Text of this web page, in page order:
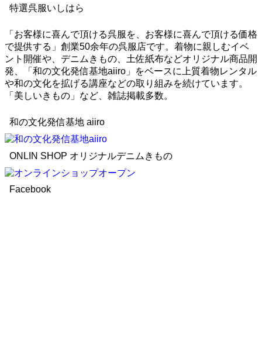
特選呉服いしはら
「お客様に喜んで頂ける呉服を、お客様に喜んで頂ける価格
で提供する」創業50余年の呉服店です。着物に親しむイベ
ント開催や、デニムきもの、土佐紙布などオリジナル商品開
発、「和の文化発信基地aiiro」をベースに上質着物レンタル
や和の文化を拡げる講座などの取り組みを続けています。
「美しいきもの」など、雑誌掲載多数。
和の文化発信基地 aiiro
ONLIN SHOP オリジナルデニムきもの
Facebook